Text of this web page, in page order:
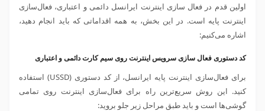
اولین قدم در فعال سازی اینترنت ایرانسل دائمی و اعتباری، فعال‌سازی
اینترنت پایه است. در این بخش، به همه اقداماتی که باید انجام دهید،
اشاره می‌کنیم:
کد دستوری فعال سازی سرویس اینترنت روی سیم کارت دائمی و اعتباری
برای فعال‌سازی اینترنت پایه ایرانسل، از کد دستوری (USSD) استفاده
کنید. این روش سریع‌ترین راه برای فعال‌سازی اینترنت روی تمامی
گوشی‌ها است و باید طبق مراحل زیر جلو بروید: